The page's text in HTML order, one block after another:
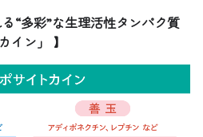
“多彩”な生理活性タンパク質
イン」 】